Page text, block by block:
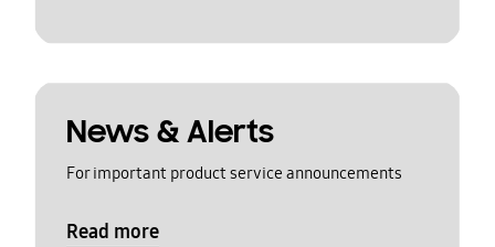
News & Alerts
For important product service announcements
Read more